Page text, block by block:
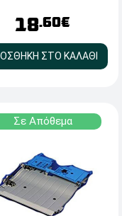
18.60€
ΣΤΟ ΚΑΛΑΘΙ
Σε Απόθεμα